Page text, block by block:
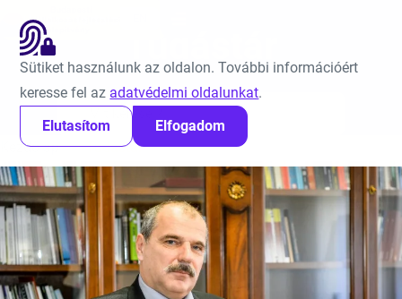
Sütiket használunk az oldalon. További információért
keresse fel az adatvédelmi oldalunkat.
Elutasítom
Elfogadom
Ugrás a tartalomra
Keresés:
Kezdőlap Tudástár